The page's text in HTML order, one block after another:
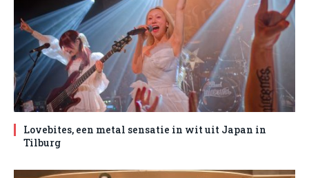
Lovebites, een metal sensatie in wit uit Japan in
Tilburg